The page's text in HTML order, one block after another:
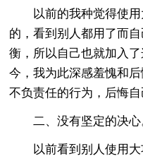
以前的我种觉得使
的，看到别人都用了而
衡，所以自己也就加入
今，我为此深感羞愧和
不负责任的行为，后悔
二、没有坚定的决心
以前看到别人使用